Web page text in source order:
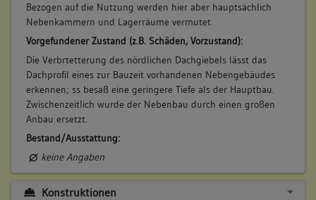
Bezogen auf die Nutzung werden hier aber hauptsächlich
Nebenkammern und Lagerräume vermutet.
Vorgefundener Zustand (z.B. Schäden, Vorzustand):
Die Verbrtetterung des nördlichen Dachgiebels lässt das
Dachprofil eines zur Bauzeit vorhandenen Nebengebäudes
erkennen; ss besaß eine geringere Tiefe als der Hauptbau.
Zwischenzeitlich wurde der Nebenbau durch einen großen
Anbau ersetzt.
Bestand/Ausstattung:
keine Angaben
Konstruktionen